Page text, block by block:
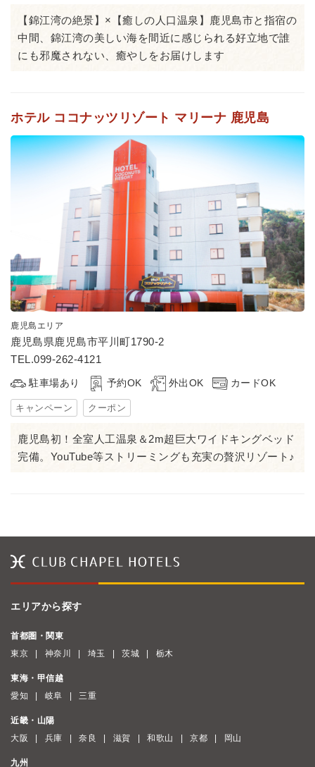
【錦江湾の絶景】×【癒しの人口温泉】鹿児島市と指宿の
中間、錦江湾の美しい海を間近に感じられる好立地で誰
にも邪魔されない、癒やしをお届けします
ホテル ココナッツリゾート マリーナ 鹿児島
鹿児島エリア
鹿児島県鹿児島市平川町1790-2
TEL.099-262-4121
駐車場あり 予約OK 外出OK カードOK
キャンペーン クーポン
鹿児島初！全室人工温泉＆2m超巨大ワイドキングベッド
完備。YouTube等ストリーミングも充実の贅沢リゾート♪
エリアから探す
首都圏・関東
東京
神奈川 埼玉 茨城 栃木
東海・甲信越
愛知
岐阜 三重
近畿・山陽
大阪
兵庫 奈良 滋賀 和歌山 京都 岡山
九州